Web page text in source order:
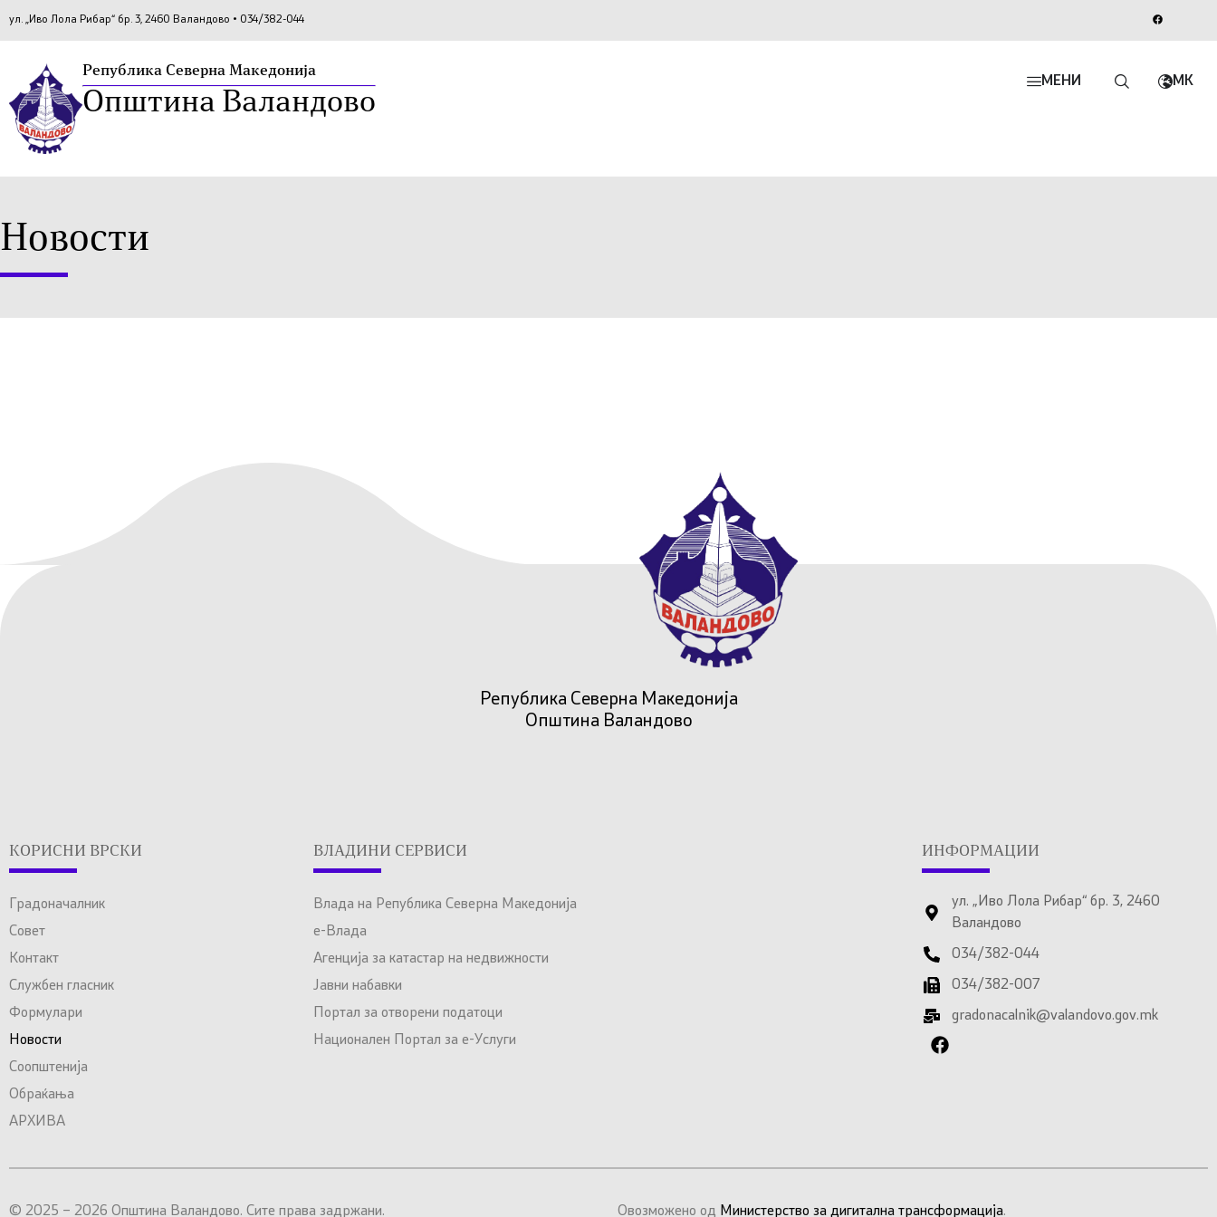
ул. „Иво Лола Рибар“ бр. 3, 2460 Валандово • 034/382-044
Република Северна Македонија
Општина Валандово
МЕНИ MK
Новости
Република Северна Македонија
Општина Валандово
КОРИСНИ ВРСКИ
Градоначалник
Совет
Контакт
Службен гласник
Формулари
Новости
Соопштенија
Обраќања
АРХИВА
ВЛАДИНИ СЕРВИСИ
Влада на Република Северна Македонија
е-Влада
Агенција за катастар на недвижности
Јавни набавки
Портал за отворени податоци
Национален Портал за е-Услуги
ИНФОРМАЦИИ
ул. „Иво Лола Рибар“ бр. 3, 2460
Валандово
034/382-044
034/382-007
gradonacalnik@valandovo.gov.mk
© 2025 – 2026 Општина Валандово. Сите права задржани. Овозможено од Министерство за дигитална трансформација.